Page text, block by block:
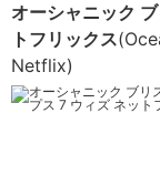
オーシャニック
トフリックス
Netflix)